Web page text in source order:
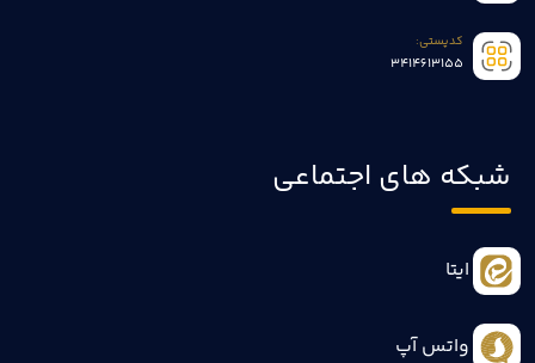
کدپستی:
3414613155
شبکه های اجتماعی
ایتا
واتس آپ